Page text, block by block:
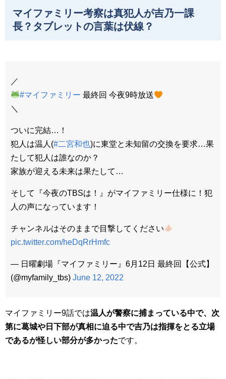
マイファミリー考察は真犯人が吉乃一課
長？タブレットの言葉は伏線？
／
#マイファミリー 最終回 今夜9時放送
＼
ついに完結…！
犯人は温人(#二宮和也)に東堂と未知留の交換を要求…果
たして犯人は誰なのか？
家族が迎える未来は果たして…
そして『今夜のTBSは！』がマイファミリー仕様に！犯
人の声になっています！
チャンネルはそのままで目撃してください
pic.twitter.com/heDqRrHmfc
— 日曜劇場『マイファミリー』6月12日 最終回【公式】
(@myfamily_tbs) June 12, 2022
マイファミリー9話では温人が警察に捕まっている中で、次
第に葛城や日下部が真相に迫る中で吉乃は指揮をとる立場
であるが怪しい部分が多かったです。